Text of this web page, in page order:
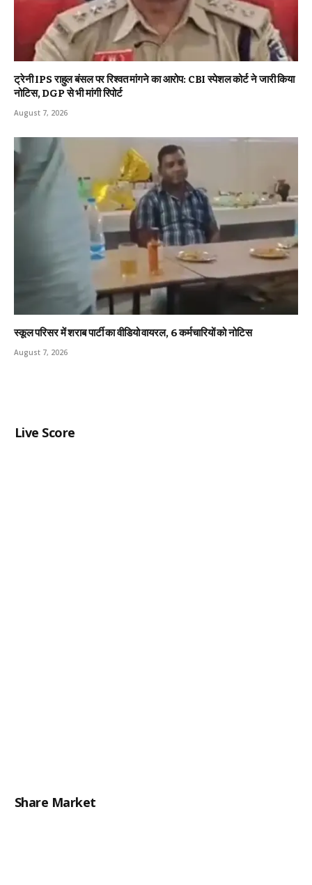
ट्रेनी IPS राहुल बंसल पर रिश्वत मांगने का आरोप: CBI स्पेशल कोर्ट ने जारी किया
नोटिस, DGP से भी मांगी रिपोर्ट
August 7, 2026
स्कूल परिसर में शराब पार्टी का वीडियो वायरल, 6 कर्मचारियों को नोटिस
August 7, 2026
Live Score
Share Market